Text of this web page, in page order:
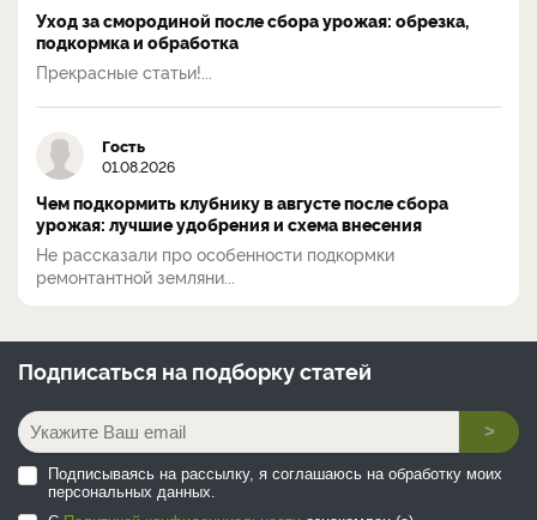
Уход за смородиной после сбора урожая: обрезка,
подкормка и обработка
Прекрасные статьи!...
Гость
01.08.2026
Чем подкормить клубнику в августе после сбора
урожая: лучшие удобрения и схема внесения
Не рассказали про особенности подкормки
ремонтантной земляни...
Подписаться на подборку статей
>
Подписываясь на рассылку, я соглашаюсь на обработку моих
персональных данных.